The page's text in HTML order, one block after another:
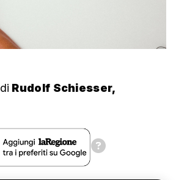
di Rudolf Schiesser,